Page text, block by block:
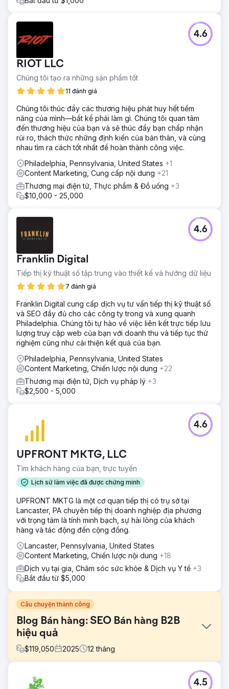
RIOT LLC
Chúng tôi tạo ra những sản phẩm tốt
11 đánh giá
4.6
Chúng tôi thúc đẩy các thương hiệu phát huy hết tiềm
năng của mình—bất kể phải làm gì. Chúng tôi quan tâm
đến thương hiệu của bạn và sẽ thúc đẩy bạn chấp nhận
rủi ro, thách thức những định kiến của bản thân, và cùng
nhau tìm ra cách tốt nhất để hoàn thành công việc.
Philadelphia, Pennsylvania, United States +1
Content Marketing, Cung cấp nội dung +21
Thương mại điện tử, Thực phẩm & Đồ uống +3
$10,000 - 25,000
Franklin Digital
Tiếp thị kỹ thuật số tập trung vào thiết kế và hướng dữ liệu
7 đánh giá
4.6
Franklin Digital cung cấp dịch vụ tư vấn tiếp thị kỹ thuật số
và SEO đầy đủ cho các công ty trong và xung quanh
Philadelphia. Chúng tôi tự hào về việc liên kết trực tiếp lưu
lượng truy cập web của bạn với doanh thu và tiếp tục thử
nghiệm cũng như cải thiện kết quả của bạn.
Philadelphia, Pennsylvania, United States
Content Marketing, Chiến lược nội dung +22
Thương mại điện tử, Dịch vụ pháp lý +3
$2,500 - 5,000
UPFRONT MKTG, LLC
Tìm khách hàng của bạn, trực tuyến
Lịch sử làm việc đã được chứng minh
4.6
UPFRONT MKTG là một cơ quan tiếp thị có trụ sở tại
Lancaster, PA chuyên tiếp thị doanh nghiệp địa phương
với trọng tâm là tính minh bạch, sự hài lòng của khách
hàng và tác động đến cộng đồng.
Lancaster, Pennsylvania, United States
Content Marketing, Chiến lược nội dung +18
Dịch vụ tại gia, Chăm sóc sức khỏe & Dịch vụ Y tế +3
Bắt đầu từ $5,000
Câu chuyện thành công
Blog Bán hàng: SEO Bán hàng B2B
hiệu quả
$119,050 2025 12 tháng
Thử thách
Blog của Anthony Iannarino đã phát triển vượt bậc so với
4.5